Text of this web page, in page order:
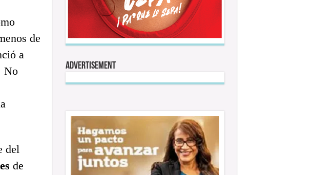
de
a
No
del
de
Advertisement